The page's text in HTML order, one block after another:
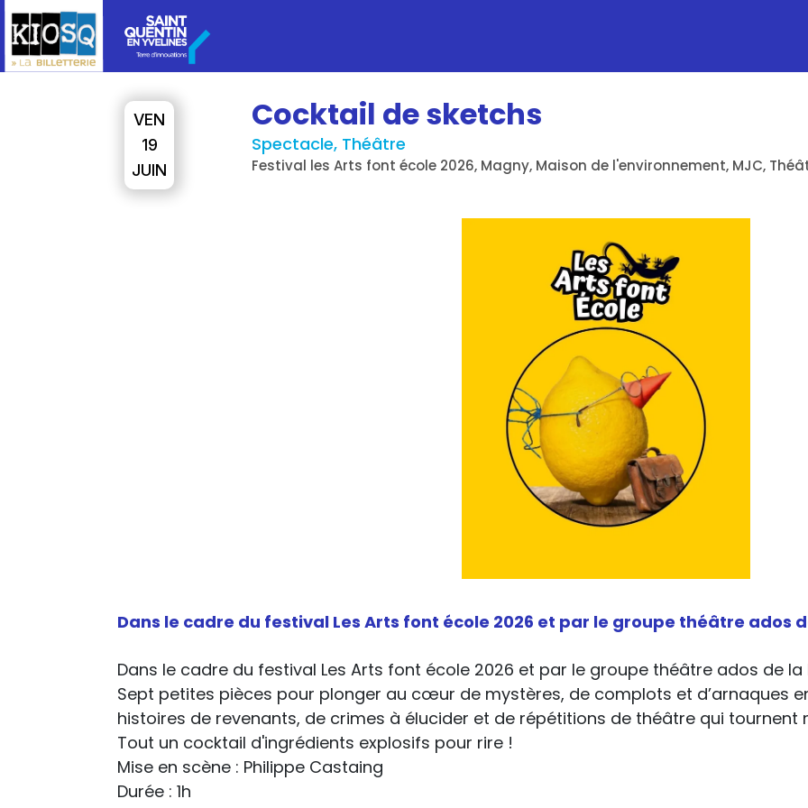
VEN
19
JUIN
Cocktail de sketchs
Spectacle, Théâtre
Festival les Arts font école 2026, Magny, Maison de l'environnement, MJC,
Dans le cadre du festival Les Arts font école 2026 et par le groupe théâtre ados
Dans le cadre du festival Les Arts font école 2026 et par le groupe théâtre ados de la
Sept petites pièces pour plonger au cœur de mystères, de complots et d’arnaques
histoires de revenants, de crimes à élucider et de répétitions de théâtre qui tournent
Tout un cocktail d'ingrédients explosifs pour rire !
Mise en scène : Philippe Castaing
Durée : 1h